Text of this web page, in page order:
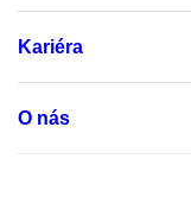
Kariéra
O nás